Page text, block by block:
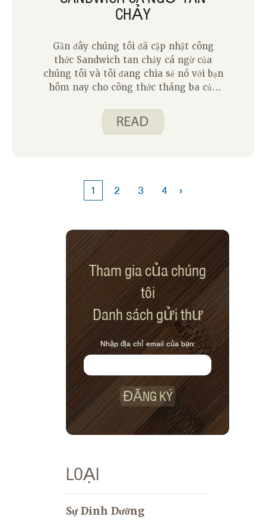
CHẢY
Gần đây chúng tôi đã cập nhật công
thức Sandwich tan chảy cá ngừ của
chúng tôi và tôi đang chia sẻ nó với bạn
hôm nay cho công thức tháng ba của
thức hay khi thời gian eo hẹp vì salad
cá ngừ trộn với nhau nhanh chóng và
1 2 3 4 ›
Tham gia của chúng
tôi
Danh sách gửi thư
Nhập địa chỉ email của bạn:
ĐĂNG KÝ
LOẠI
Sự Dinh Dưỡng